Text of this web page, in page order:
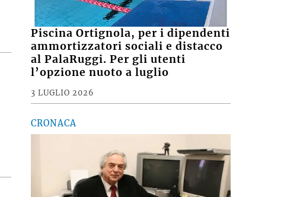
Piscina Ortignola, per i dipendenti
ammortizzatori sociali e distacco
al PalaRuggi. Per gli utenti
l’opzione nuoto a luglio